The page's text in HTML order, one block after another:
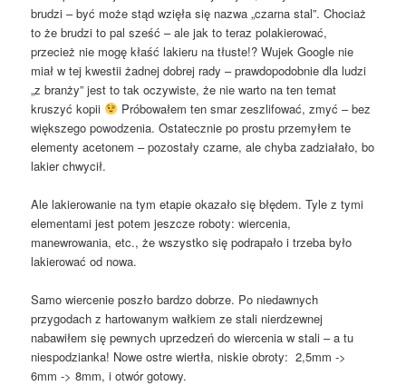
brudzi – być może stąd wzięła się nazwa „czarna stal”. Chociaż
to że brudzi to pal sześć – ale jak to teraz polakierować,
przecież nie mogę kłaść lakieru na tłuste!? Wujek Google nie
miał w tej kwestii żadnej dobrej rady – prawdopodobnie dla ludzi
„z branży” jest to tak oczywiste, że nie warto na ten temat
kruszyć kopii
Próbowałem ten smar zeszlifować, zmyć – bez
większego powodzenia. Ostatecznie po prostu przemyłem te
elementy acetonem – pozostały czarne, ale chyba zadziałało, bo
lakier chwycił.
Ale lakierowanie na tym etapie okazało się błędem. Tyle z tymi
elementami jest potem jeszcze roboty: wiercenia,
manewrowania, etc., że wszystko się podrapało i trzeba było
lakierować od nowa.
Samo wiercenie poszło bardzo dobrze. Po niedawnych
przygodach z hartowanym wałkiem ze stali nierdzewnej
nabawiłem się pewnych uprzedzeń do wiercenia w stali – a tu
niespodzianka! Nowe ostre wiertła, niskie obroty: 2,5mm ->
6mm -> 8mm, i otwór gotowy.